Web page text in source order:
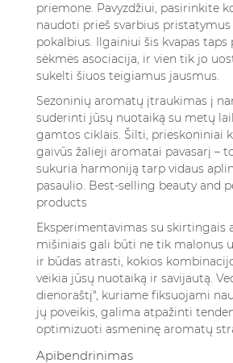
priemone. Pavyzdžiui, pasirinkite
naudoti prieš svarbius
pokalbius. Ilgainiui šis kvapas
sėkmės asociacija, ir vien tik jo
sukelti šiuos teigiamus jausmus.
Sezoninių aromatų įtraukimas į
suderinti jūsų nuotaiką su metų
gamtos ciklais. Šilti, prieskoniniai
gaivūs žalieji aromatai pavasarį –
sukuria harmoniją tarp vidaus
pasaulio. Best-selling beauty and
products
Eksperimentavimas su skirtingais
mišiniais gali būti ne tik malonus
ir būdas atrasti, kokios
veikia jūsų nuotaiką ir savijautą.
dienoraštį", kuriame fiksuojami
jų poveikis, galima atpažinti
optimizuoti asmeninę aromatų
Apibendrinimas